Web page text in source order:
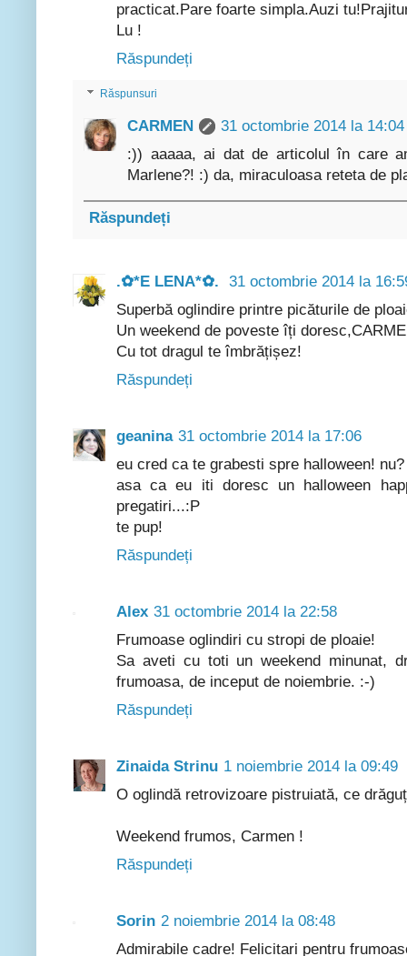
practicat.Pare foarte simpla.Auzi
Lu !
Răspundeți
Răspunsuri
CARMEN
31 octombrie 2014 la 14:04
:)) aaaaa, ai dat de articolul în care
Marlene?! :) da, miraculoasa reteta de
Răspundeți
.✿*E LENA*✿.
31 octombrie 2014 la
Superbă oglindire printre picăturile de
Un weekend de poveste îți
Cu tot dragul te îmbrățișez!
Răspundeți
geanina 31 octombrie 2014 la 17:06
eu cred ca te grabesti spre halloween!
asa ca eu iti doresc un halloween
pregatiri...:P
te pup!
Răspundeți
Alex 31 octombrie 2014 la 22:58
Frumoase oglindiri cu stropi de ploaie!
Sa aveti cu toti un weekend minunat,
frumoasa, de inceput de noiembrie. :-)
Răspundeți
Zinaida Strinu 1 noiembrie 2014 la 09:49
O oglindă retrovizoare pistruiată, ce
Weekend frumos, Carmen !
Răspundeți
Sorin 2 noiembrie 2014 la 08:48
Admirabile cadre! Felicitari pentru